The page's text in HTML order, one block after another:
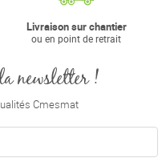
Livraison sur chantier
ou en point de retrait
newsletter !
Cmesmat